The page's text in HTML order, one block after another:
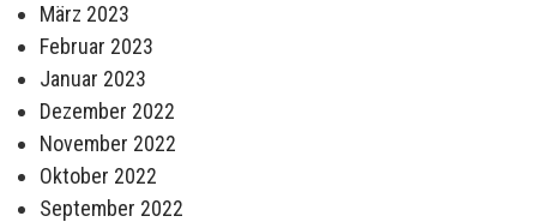
März 2023
Februar 2023
Januar 2023
Dezember 2022
November 2022
Oktober 2022
September 2022